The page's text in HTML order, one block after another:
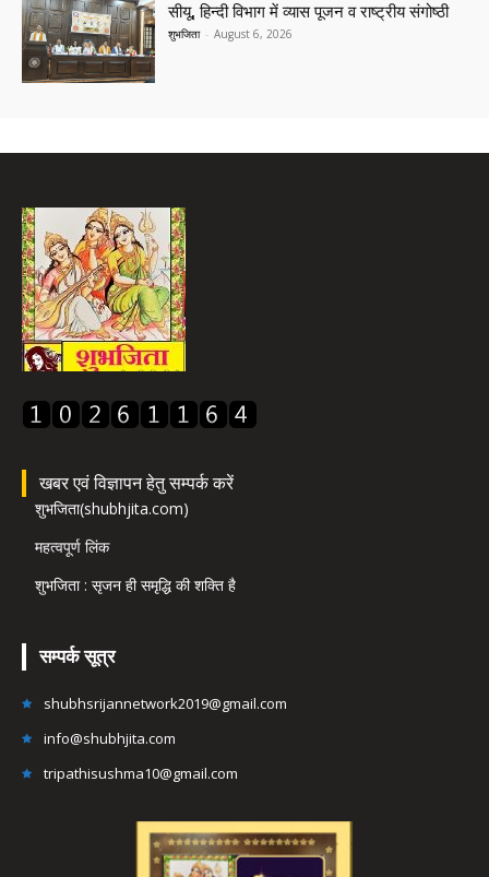
सीयू, हिन्दी विभाग में व्यास पूजन व राष्ट्रीय संगोष्ठी
शुभजिता - August 6, 2026
खबर एवं विज्ञापन हेतु सम्पर्क करें
शुभजिता(shubhjita.com)
महत्वपूर्ण लिंक
शुभजिता : सृजन ही समृद्धि की शक्ति है
सम्पर्क सूत्र
shubhsrijannetwork2019@gmail.com
info@shubhjita.com
tripathisushma10@gmail.com